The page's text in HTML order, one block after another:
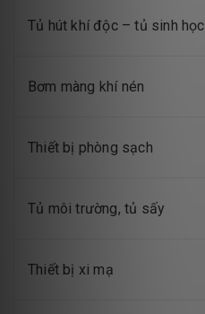
Tủ hút khí độc – tủ sinh học
Bơm màng khí nén
Thiết bị phòng sạch
Tủ môi trường, tủ sấy
Thiết bị xi mạ